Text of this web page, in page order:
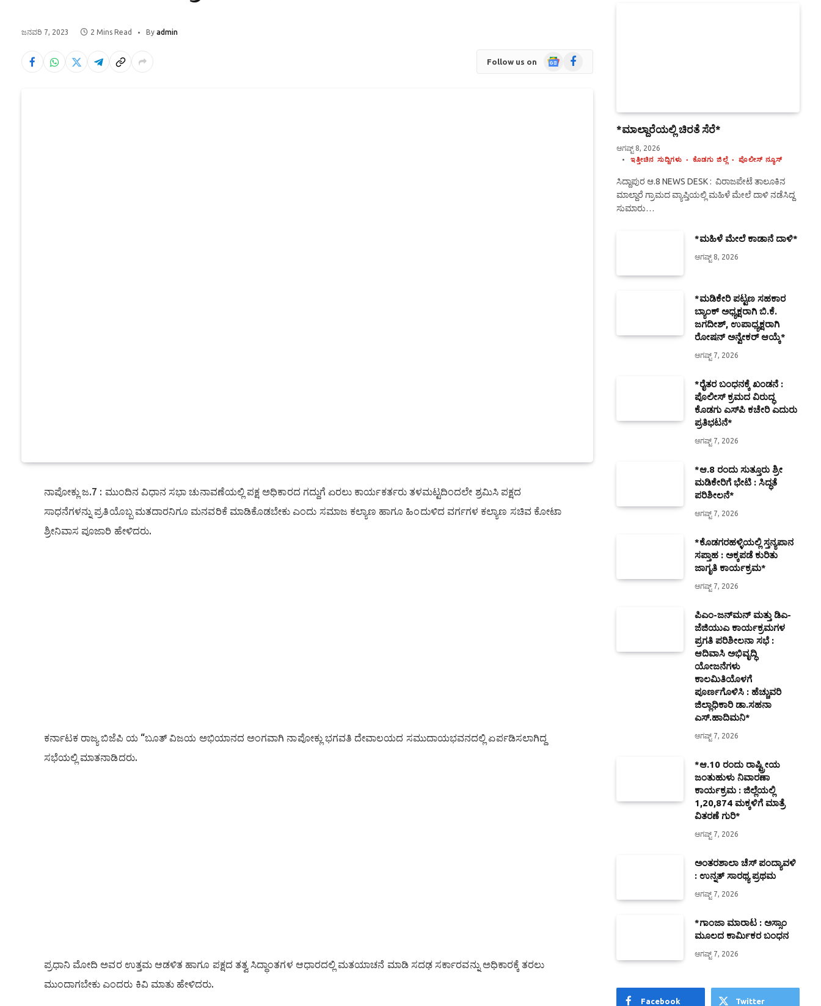
ಜನವರಿ 7, 2023 2 Mins Read By admin
Follow us on
GoogleFacebook
ನಾಪೋಕ್ಲು ಜ.7 : ಮುಂದಿನ ವಿಧಾನ ಸಭಾ ಚುನಾವಣೆಯಲ್ಲಿ ಪಕ್ಷ ಅಧಿಕಾರದ ಗದ್ದುಗೆ ಏರಲು ಕಾರ್ಯಕರ್ತರು ತಳಮಟ್ಟದಿಂದಲೇ ಶ್ರಮಿಸಿ ಪಕ್ಷದ
ಸಾಧನೆಗಳನ್ನು ಪ್ರತಿಯೊಬ್ಬ ಮತದಾರನಿಗೂ ಮನವರಿಕೆ ಮಾಡಿಕೊಡಬೇಕು ಎಂದು ಸಮಾಜ ಕಲ್ಯಾಣ ಹಾಗೂ ಹಿಂದುಳಿದ ವರ್ಗಗಳ ಕಲ್ಯಾಣ ಸಚಿವ ಕೋಟಾ
ಶ್ರೀನಿವಾಸ ಪೂಜಾರಿ ಹೇಳಿದರು.
ಕರ್ನಾಟಕ ರಾಜ್ಯ ಬಿಜೆಪಿ ಯ “ಬೂತ್ ವಿಜಯ ಅಭಿಯಾನದ ಅಂಗವಾಗಿ ನಾಪೋಕ್ಲು ಭಗವತಿ ದೇವಾಲಯದ ಸಮುದಾಯಭವನದಲ್ಲಿ ಏರ್ಪಡಿಸಲಾಗಿದ್ದ
ಸಭೆಯಲ್ಲಿ ಮಾತನಾಡಿದರು.
ಪ್ರಧಾನಿ ಮೋದಿ ಅವರ ಉತ್ತಮ ಆಡಳಿತ ಹಾಗೂ ಪಕ್ಷದ ತತ್ವ ಸಿದ್ಧಾಂತಗಳ ಆಧಾರದಲ್ಲಿ ಮತಯಾಚನೆ ಮಾಡಿ ಸದಢ ಸರ್ಕಾರವನ್ನು ಅಧಿಕಾರಕ್ಕೆ ತರಲು
ಮುಂದಾಗಬೇಕು ಎಂದರು ಕಿವಿ ಮಾತು ಹೇಳಿದರು.
*ಮಾಲ್ದಾರೆಯಲ್ಲಿ ಚಿರತೆ ಸೆರೆ*
ಆಗಷ್ಟ್ 8, 2026
ಇತ್ತೀಚಿನ ಸುದ್ದಿಗಳು ಕೊಡಗು ಜಿಲ್ಲೆ ಪೊಲೀಸ್ ನ್ಯೂಸ್
ಸಿದ್ದಾಪುರ ಆ.8 NEWS DESK : ವಿರಾಜಪೇಟೆ ತಾಲೂಕಿನ
ಮಾಲ್ದಾರೆ ಗ್ರಾಮದ ವ್ಯಾಪ್ತಿಯಲ್ಲಿ ಮಹಿಳೆ ಮೇಲೆ ದಾಳಿ ನಡೆಸಿದ್ದ
ಸುಮಾರು…
*ಮಹಿಳೆ ಮೇಲೆ ಕಾಡಾನೆ ದಾಳಿ*
ಆಗಷ್ಟ್ 8, 2026
*ಮಡಿಕೇರಿ ಪಟ್ಟಣ ಸಹಕಾರ
ಬ್ಯಾಂಕ್ ಅಧ್ಯಕ್ಷರಾಗಿ ಬಿ.ಕೆ.
ಜಗದೀಶ್, ಉಪಾಧ್ಯಕ್ಷರಾಗಿ
ರೋಷನ್ ಅನ್ವೇಕರ್ ಆಯ್ಕೆ*
ಆಗಷ್ಟ್ 7, 2026
*ರೈತರ ಬಂಧನಕ್ಕೆ ಖಂಡನೆ :
ಪೊಲೀಸ್ ಕ್ರಮದ ವಿರುದ್ಧ
ಕೊಡಗು ಎಸ್‍ಪಿ ಕಚೇರಿ ಎದುರು
ಪ್ರತಿಭಟನೆ*
ಆಗಷ್ಟ್ 7, 2026
*ಆ.8 ರಂದು ಸುತ್ತೂರು ಶ್ರೀ
ಮಡಿಕೇರಿಗೆ ಭೇಟಿ : ಸಿದ್ಧತೆ
ಪರಿಶೀಲನೆ*
ಆಗಷ್ಟ್ 7, 2026
*ಕೊಡಗರಹಳ್ಳಿಯಲ್ಲಿ ಸ್ತನ್ಯಪಾನ
ಸಪ್ತಾಹ : ಅಕ್ಕಪಡೆ ಕುರಿತು
ಜಾಗೃತಿ ಕಾರ್ಯಕ್ರಮ*
ಆಗಷ್ಟ್ 7, 2026
ಪಿಎಂ-ಜನ್‍ಮನ್ ಮತ್ತು ಡಿಎ-
ಜೆಜಿಯುಎ ಕಾರ್ಯಕ್ರಮಗಳ
ಪ್ರಗತಿ ಪರಿಶೀಲನಾ ಸಭೆ :
ಆದಿವಾಸಿ ಅಭಿವೃದ್ಧಿ
ಯೋಜನೆಗಳು
ಕಾಲಮಿತಿಯೊಳಗೆ
ಪೂರ್ಣಗೊಳಿಸಿ : ಹೆಚ್ಚುವರಿ
ಜಿಲ್ಲಾಧಿಕಾರಿ ಡಾ.ಸಹನಾ
ಎಸ್.ಹಾದಿಮನಿ*
ಆಗಷ್ಟ್ 7, 2026
*ಆ.10 ರಂದು ರಾಷ್ಟ್ರೀಯ
ಜಂತುಹುಳು ನಿವಾರಣಾ
ಕಾರ್ಯಕ್ರಮ : ಜಿಲ್ಲೆಯಲ್ಲಿ
1,20,874 ಮಕ್ಕಳಿಗೆ ಮಾತ್ರೆ
ವಿತರಣೆ ಗುರಿ*
ಆಗಷ್ಟ್ 7, 2026
ಅಂತರಶಾಲಾ ಚೆಸ್ ಪಂದ್ಯಾವಳಿ
: ಉನ್ನತ್ ಸಾರಥ್ಯ ಪ್ರಥಮ
ಆಗಷ್ಟ್ 7, 2026
*ಗಾಂಜಾ ಮಾರಾಟ : ಅಸ್ಸಾಂ
ಮೂಲದ ಕಾರ್ಮಿಕರ ಬಂಧನ
ಆಗಷ್ಟ್ 7, 2026
Facebook Twitter